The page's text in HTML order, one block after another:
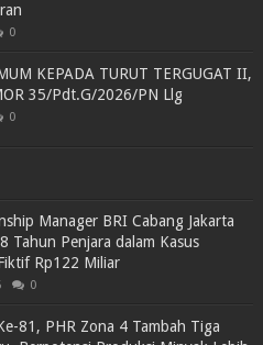
0
KEPADA TURUT TERGUGAT II,
35/Pdt.G/2026/PN Llg
0
Manager BRI Cabang Jakarta
Tahun Penjara dalam Kasus
Rp122 Miliar
0
81, PHR Zona 4 Tambah Tiga